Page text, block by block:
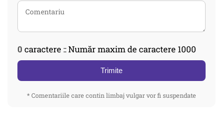
0 caractere :: Număr maxim de caractere 1000
Trimite
* Comentariile care contin limbaj vulgar vor fi suspendate